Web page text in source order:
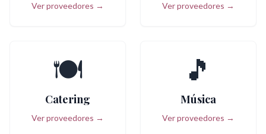
Ver proveedores → Ver proveedores →
🍽️
Catering
Ver proveedores →
🎵
Música
Ver proveedores →